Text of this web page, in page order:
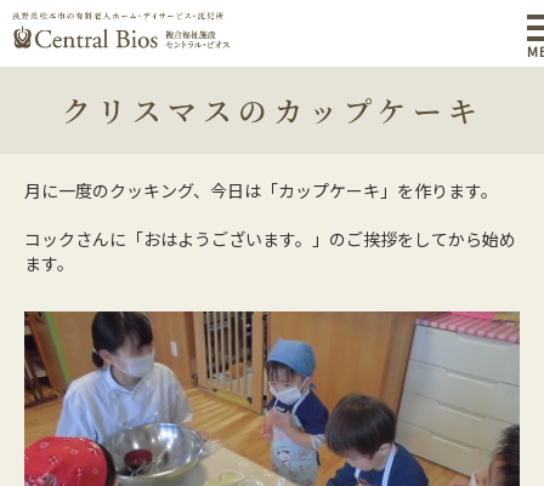
クリスマスのカップケーキ
月に一度のクッキング、今日は「カップケーキ」を作ります。
コックさんに「おはようございます。」のご挨拶をしてから始め
ます。